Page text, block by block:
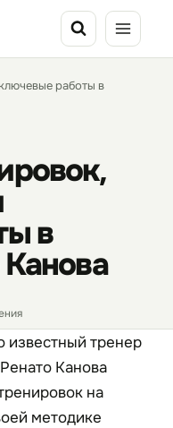
работы в
в
известный тренер
Канова
на
методике